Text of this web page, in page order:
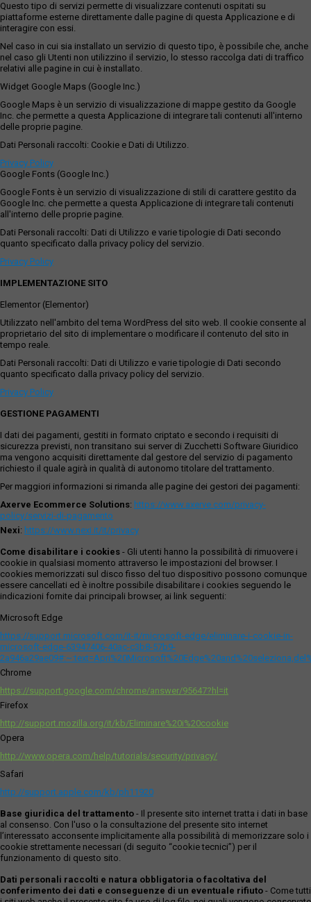
Questo tipo di servizi permette di visualizzare contenuti ospitati su
piattaforme esterne direttamente dalle pagine di questa Applicazione e di
interagire con essi.
Nel caso in cui sia installato un servizio di questo tipo, è possibile che, anche
nel caso gli Utenti non utilizzino il servizio, lo stesso raccolga dati di traffico
relativi alle pagine in cui è installato.
Widget Google Maps (Google Inc.)
Google Maps è un servizio di visualizzazione di mappe gestito da Google
Inc. che permette a questa Applicazione di integrare tali contenuti all'interno
delle proprie pagine.
Dati Personali raccolti: Cookie e Dati di Utilizzo.
Privacy Policy
Google Fonts (Google Inc.)
Google Fonts è un servizio di visualizzazione di stili di carattere gestito da
Google Inc. che permette a questa Applicazione di integrare tali contenuti
all'interno delle proprie pagine.
Dati Personali raccolti: Dati di Utilizzo e varie tipologie di Dati secondo
quanto specificato dalla privacy policy del servizio.
Privacy Policy
IMPLEMENTAZIONE SITO
Elementor (Elementor)
Utilizzato nell'ambito del tema WordPress del sito web. Il cookie consente al
proprietario del sito di implementare o modificare il contenuto del sito in
tempo reale.
Dati Personali raccolti: Dati di Utilizzo e varie tipologie di Dati secondo
quanto specificato dalla privacy policy del servizio.
Privacy Policy
GESTIONE PAGAMENTI
I dati dei pagamenti, gestiti in formato criptato e secondo i requisiti di
sicurezza previsti, non transitano sui server di Zucchetti Software Giuridico
ma vengono acquisiti direttamente dal gestore del servizio di pagamento
richiesto il quale agirà in qualità di autonomo titolare del trattamento.
Per maggiori informazioni si rimanda alle pagine dei gestori dei pagamenti:
Axerve Ecommerce Solutions: https://www.axerve.com/privacy-
policy/servizi-di-pagamento
Nexi: https://www.nexi.it/it/privacy
Come disabilitare i cookies - Gli utenti hanno la possibilità di rimuovere i
cookie in qualsiasi momento attraverso le impostazioni del browser. I
cookies memorizzati sul disco fisso del tuo dispositivo possono comunque
essere cancellati ed è inoltre possibile disabilitare i cookies seguendo le
indicazioni fornite dai principali browser, ai link seguenti:
Microsoft Edge
https://support.microsoft.com/it-it/microsoft-edge/eliminare-i-cookie-in-
microsoft-edge-63947406-40ac-c3b8-57b9-
Chrome
https://support.google.com/chrome/answer/95647?hl=it
Firefox
http://support.mozilla.org/it/kb/Eliminare%20i%20cookie
Opera
http://www.opera.com/help/tutorials/security/privacy/
Safari
http://support.apple.com/kb/ph11920
Base giuridica del trattamento - Il presente sito internet tratta i dati in base
al consenso. Con l'uso o la consultazione del presente sito internet
l’interessato acconsente implicitamente alla possibilità di memorizzare solo i
cookie strettamente necessari (di seguito “cookie tecnici”) per il
funzionamento di questo sito.
Dati personali raccolti e natura obbligatoria o facoltativa del
conferimento dei dati e conseguenze di un eventuale rifiuto - Come tutti